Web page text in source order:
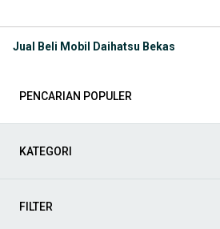
lokasi, hingga tipe kendaraan tanpa
Jual Beli Mobil Daihatsu Bekas
PENCARIAN POPULER
KATEGORI
FILTER